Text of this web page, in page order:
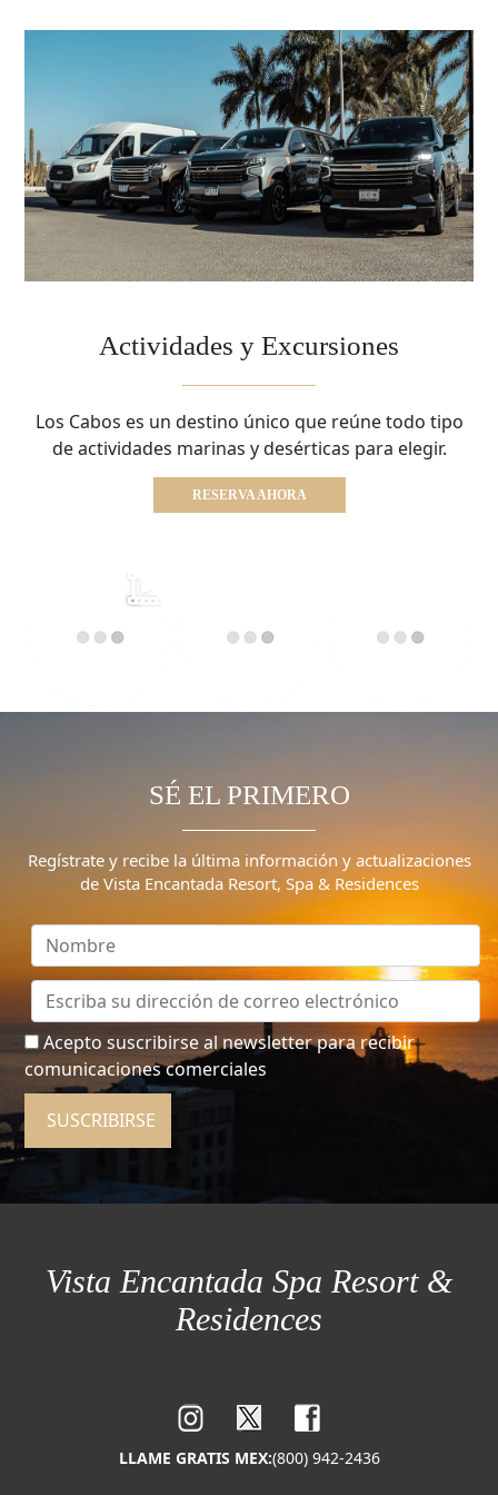
Actividades y Excursiones
Los Cabos es un destino único que reúne todo tipo
de actividades marinas y desérticas para elegir.
RESERVA AHORA
SÉ EL PRIMERO
Regístrate y recibe la última información y actualizaciones
de Vista Encantada Resort, Spa & Residences
Acepto suscribirse al newsletter para recibir
comunicaciones comerciales
SUSCRIBIRSE
Vista Encantada Spa Resort &
Residences
LLAME GRATIS MEX:(800) 942-2436